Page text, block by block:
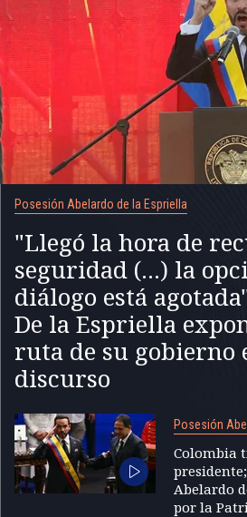
Posesión Abelardo de la Espriella
"Llegó la hora de
seguridad (...) la
diálogo está
De la Espriella
ruta de su gobierno
discurso
Posesión
Colombia
Abelardo
por la